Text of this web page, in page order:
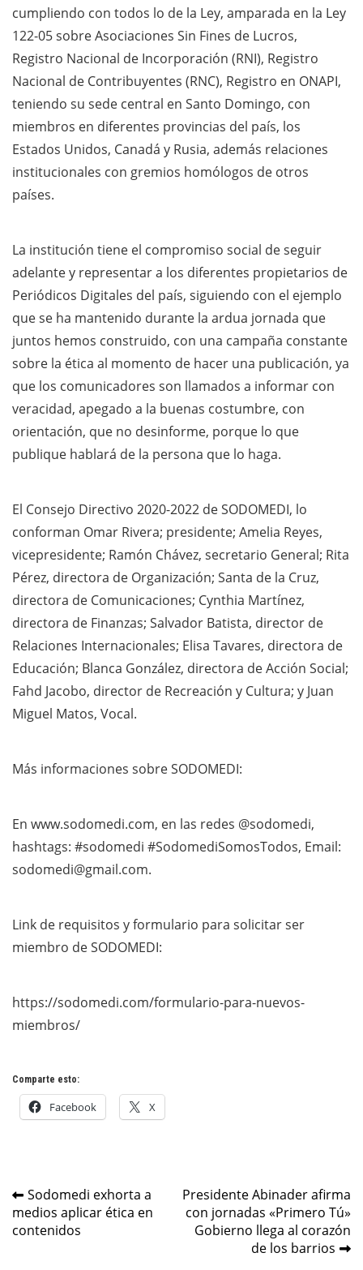
cumpliendo con todos lo de la Ley, amparada en la Ley
122-05 sobre Asociaciones Sin Fines de Lucros,
Registro Nacional de Incorporación (RNI), Registro
Nacional de Contribuyentes (RNC), Registro en ONAPI,
teniendo su sede central en Santo Domingo, con
miembros en diferentes provincias del país, los
Estados Unidos, Canadá y Rusia, además relaciones
institucionales con gremios homólogos de otros
países.
La institución tiene el compromiso social de seguir
adelante y representar a los diferentes propietarios de
Periódicos Digitales del país, siguiendo con el ejemplo
que se ha mantenido durante la ardua jornada que
juntos hemos construido, con una campaña constante
sobre la ética al momento de hacer una publicación, ya
que los comunicadores son llamados a informar con
veracidad, apegado a la buenas costumbre, con
orientación, que no desinforme, porque lo que
publique hablará de la persona que lo haga.
El Consejo Directivo 2020-2022 de SODOMEDI, lo
conforman Omar Rivera; presidente; Amelia Reyes,
vicepresidente; Ramón Chávez, secretario General; Rita
Pérez, directora de Organización; Santa de la Cruz,
directora de Comunicaciones; Cynthia Martínez,
directora de Finanzas; Salvador Batista, director de
Relaciones Internacionales; Elisa Tavares, directora de
Educación; Blanca González, directora de Acción Social;
Fahd Jacobo, director de Recreación y Cultura; y Juan
Miguel Matos, Vocal.
Más informaciones sobre SODOMEDI:
En www.sodomedi.com, en las redes @sodomedi,
hashtags: #sodomedi #SodomediSomosTodos, Email:
sodomedi@gmail.com.
Link de requisitos y formulario para solicitar ser
miembro de SODOMEDI:
https://sodomedi.com/formulario-para-nuevos-
miembros/
Comparte esto:
Facebook X
Navegación
de
Sodomedi exhorta a
medios aplicar ética en
contenidos
Presidente Abinader afirma
con jornadas «Primero Tú»
Gobierno llega al corazón
de los barrios